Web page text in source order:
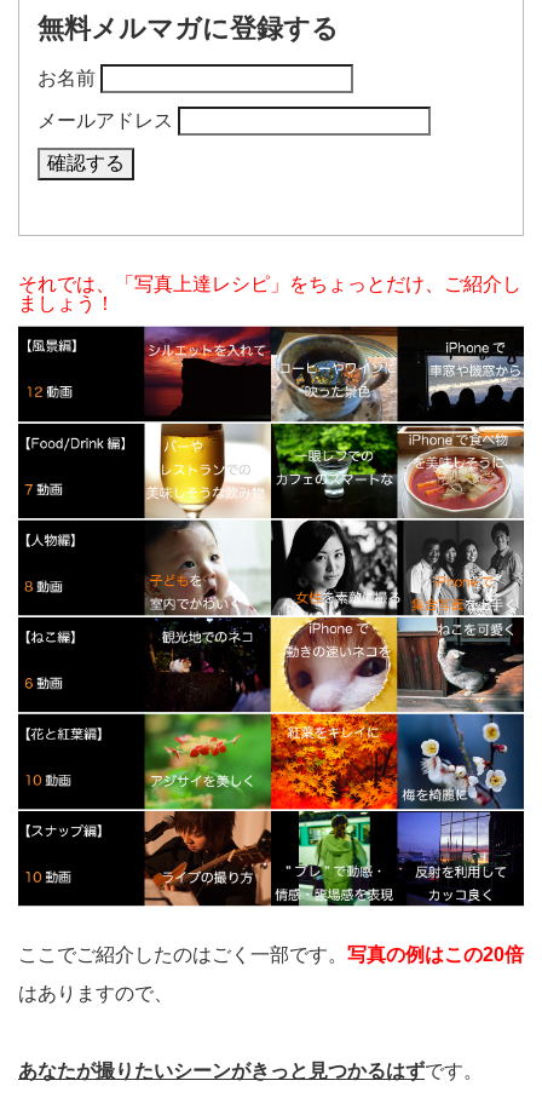
無料メルマガに登録する
お名前
メールアドレス
それでは、「写真上達レシピ」をちょっとだけ、ご紹介し
ましょう！
ここでご紹介したのはごく一部です。 写真の例はこの20倍
はありますので、
あなたが撮りたいシーンがきっと見つかるはずです。